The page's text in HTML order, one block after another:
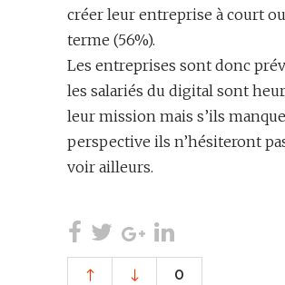
créer leur entreprise à court
terme (56%).
Les entreprises sont donc
les salariés du digital sont
leur mission mais s’ils
perspective ils n’hésiteront
voir ailleurs.
0